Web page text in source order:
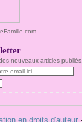
nouveaux articles publiés.
en droits d'auteur